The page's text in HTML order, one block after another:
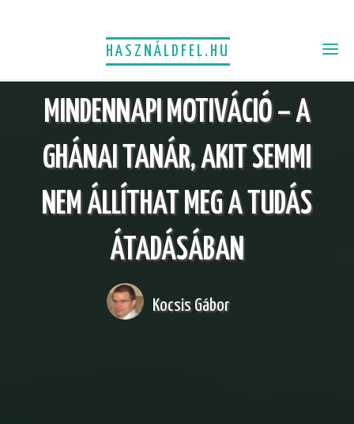
HASZNÁLDFEL.HU
MINDENNAPI MOTIVÁCIÓ – A
GHÁNAI TANÁR, AKIT SEMMI
NEM ÁLLÍTHAT MEG A TUDÁS
ÁTADÁSÁBAN
Kocsis Gábor